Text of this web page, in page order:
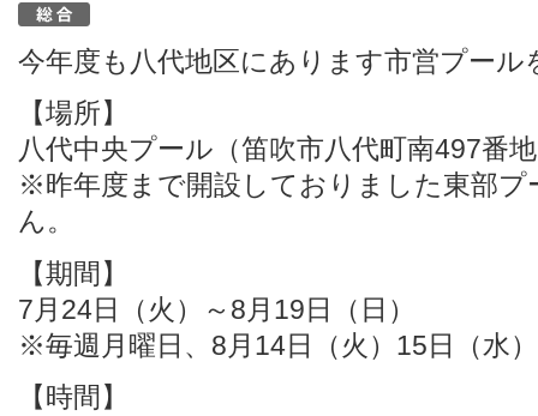
今年度も八代地区にあります市営プール
【場所】
八代中央プール（笛吹市八代町南497番
※昨年度まで開設しておりました東部プ
ん。
【期間】
7月24日（火）～8月19日（日）
※毎週月曜日、8月14日（火）15日（水
【時間】